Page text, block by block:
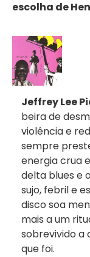
escolha de
Jeffrey Lee
beira de
violência e
sempre
energia crua
delta blues e
sujo, febril e
disco soa
mais a um
sobrevivido a
que foi.